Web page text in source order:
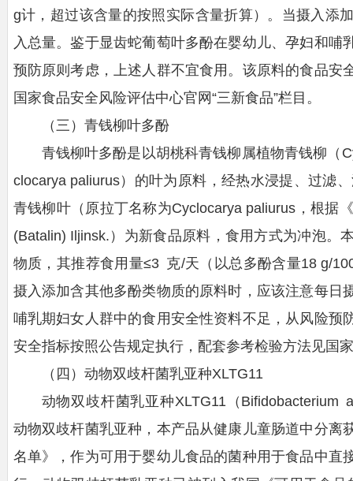
g计，超过该含量的按照实际含量折算）。当摄入添
入总量。鉴于显齿蛇葡萄叶多酚在婴幼儿、孕妇和
预防原则考虑，上述人群不宜食用。该原料的食品安
国家食品安全风险评估中心官网“三新食品”栏目。
（三）青钱柳叶多酚
青钱柳叶多酚是以胡桃科青钱柳属植物青钱柳（
clocarya paliurus）的叶为原料，经热水浸提、过滤
青钱柳叶（原拉丁名称为Cyclocarya paliurus，根据
(Batalin) Iljinsk.）为新食品原料，食用方式为冲泡。
物质，其推荐食用量≤3 克/天（以总多酚含量18 g/
摄入添加含其他多酚类物质的原料时，应该注意每日
哺乳期妇女人群中的食用安全性资料不足，从风险预
安全指标按照公告规定执行，配套参考检验方法见国
（四）动物双歧杆菌乳亚种XLTG11
动物双歧杆菌乳亚种XLTG11（Bifidobacterium
动物双歧杆菌乳亚种，本产品从健康儿童肠道中分离
名单》，作为可用于婴幼儿食品的菌种用于食品中直